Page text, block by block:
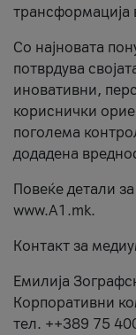
трансформација
Со најновата
потврдува
иновативни,
кориснички
поголема
додадена
Повеќе детали
www.А1.mk.
Контакт за
Емилија
Корпоративни
тел. ++389 75